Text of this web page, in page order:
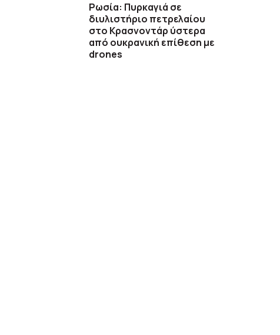
Ρωσία: Πυρκαγιά σε
διυλιστήριο πετρελαίου
στο Κρασνοντάρ ύστερα
από ουκρανική επίθεση με
drones